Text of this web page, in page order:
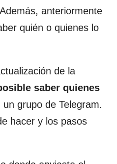
anteriormente
quién o quienes lo
de la
saber quienes
un grupo de Telegram.
hacer y los pasos